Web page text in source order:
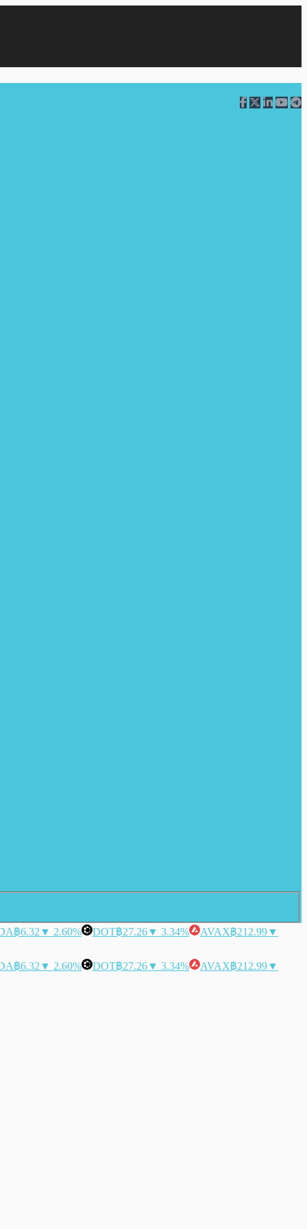
฿6.32 ▼ 2.60% DOT฿27.26▼ 3.34% AVAX฿212.99▼
฿6.32 ▼ 2.60% DOT฿27.26▼ 3.34% AVAX฿212.99▼